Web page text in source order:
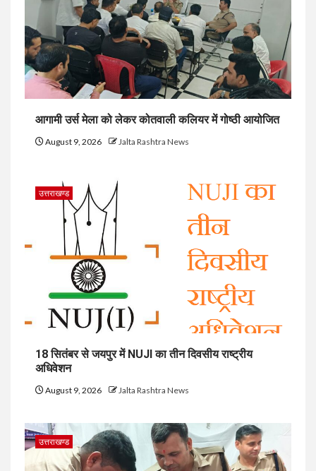
आगामी उर्स मेला को लेकर कोतवाली कलियर में गोष्ठी आयोजित
August 9, 2026 Jalta Rashtra News
उत्तराखण्ड
18 सितंबर से जयपुर में NUJI का तीन दिवसीय राष्ट्रीय
अधिवेशन
August 9, 2026 Jalta Rashtra News
उत्तराखण्ड